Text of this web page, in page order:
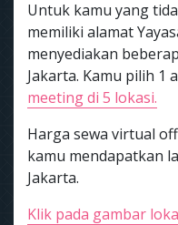
Untuk kamu yang
memiliki alamat
menyediakan
Jakarta. Kamu pilih 1
meeting di 5 lokasi.
Harga sewa virtual
kamu mendapatkan
Jakarta.
Klik pada gambar